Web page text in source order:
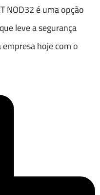
NOD32 é uma opção
leve a segurança
hoje com o